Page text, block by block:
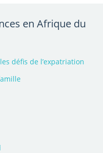
en Afrique du
défis de l’expatriation